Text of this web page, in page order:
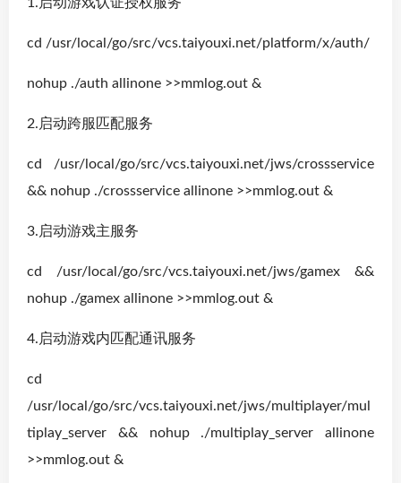
1.启动游戏认证授权服务
cd /usr/local/go/src/vcs.taiyouxi.net/platform/x/auth/
nohup ./auth allinone >>mmlog.out &
2.启动跨服匹配服务
cd /usr/local/go/src/vcs.taiyouxi.net/jws/crossservice
&& nohup ./crossservice allinone >>mmlog.out &
3.启动游戏主服务
cd /usr/local/go/src/vcs.taiyouxi.net/jws/gamex &&
nohup ./gamex allinone >>mmlog.out &
4.启动游戏内匹配通讯服务
cd
/usr/local/go/src/vcs.taiyouxi.net/jws/multiplayer/mul
tiplay_server && nohup ./multiplay_server allinone
>>mmlog.out &